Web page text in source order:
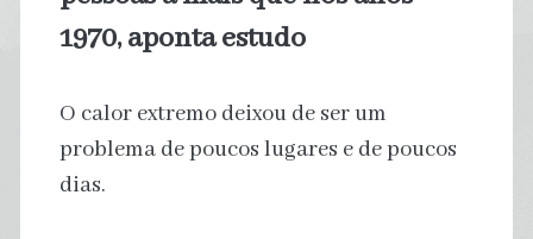
1970, aponta estudo
O calor extremo deixou de ser um
problema de poucos lugares e de poucos
dias.